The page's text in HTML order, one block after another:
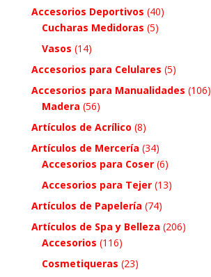
Accesorios Deportivos (40)
Cucharas Medidoras (5)
Vasos (14)
Accesorios para Celulares (5)
Accesorios para Manualidades (106)
Madera (56)
Artículos de Acrílico (8)
Artículos de Mercería (34)
Accesorios para Coser (6)
Accesorios para Tejer (13)
Artículos de Papelería (74)
Artículos de Spa y Belleza (206)
Accesorios (116)
Cosmetiqueras (23)